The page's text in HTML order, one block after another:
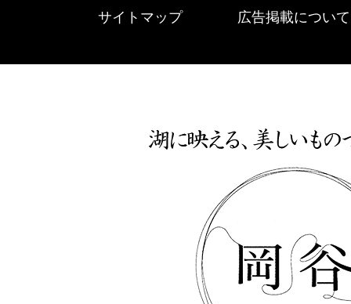
サイトマップ 広告掲載について